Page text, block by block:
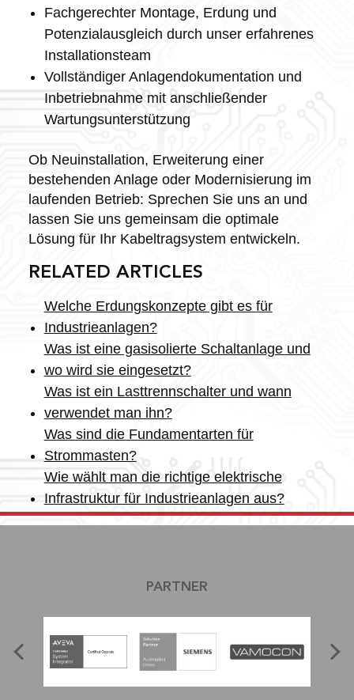
Fachgerechter Montage, Erdung und
Potenzialausgleich durch unser erfahrenes
Installationsteam
Vollständiger Anlagendokumentation und
Inbetriebnahme mit anschließender
Wartungsunterstützung
Ob Neuinstallation, Erweiterung einer
bestehenden Anlage oder Modernisierung im
laufenden Betrieb: Sprechen Sie uns an und
lassen Sie uns gemeinsam die optimale
Lösung für Ihr Kabeltragsystem entwickeln.
RELATED ARTICLES
Welche Erdungskonzepte gibt es für
Industrieanlagen?
Was ist eine gasisolierte Schaltanlage und
wo wird sie eingesetzt?
Was ist ein Lasttrennschalter und wann
verwendet man ihn?
Was sind die Fundamentarten für
Strommasten?
Wie wählt man die richtige elektrische
Infrastruktur für Industrieanlagen aus?
PARTNER